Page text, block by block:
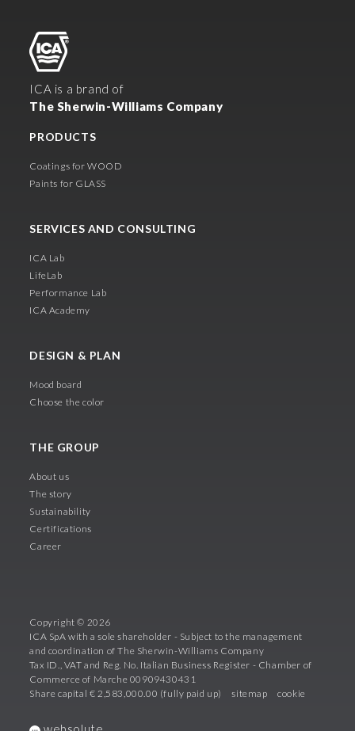
ICA is a brand of
The Sherwin-Williams Company
PRODUCTS
Coatings for WOOD
Paints for GLASS
SERVICES AND CONSULTING
ICA Lab
LifeLab
Performance Lab
ICA Academy
DESIGN & PLAN
Mood board
Choose the color
THE GROUP
About us
The story
Sustainability
Certifications
Career
Copyright © 2026
ICA SpA with a sole shareholder - Subject to the management
and coordination of The Sherwin-Williams Company
Tax ID., VAT and Reg. No. Italian Business Register - Chamber of
Commerce of Marche 00909430431
Share capital € 2,583,000.00 (fully paid up)
sitemap cookie